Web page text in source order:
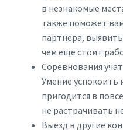
в незнакомые
также поможет
партнера,
чем еще стоит
Соревнования
Умение успокоить
пригодится в
не растрачивать
Выезд в другие